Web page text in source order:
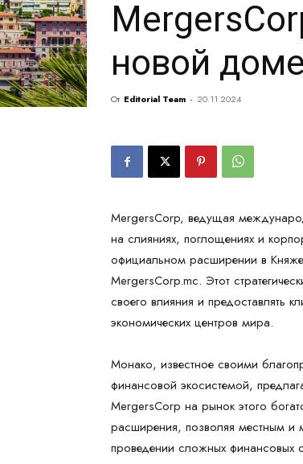
новой
От Editorial Team - 20.11.2024
MergersCorp, ведущая
на слияниях, поглощениях и
официальном расширении в
MergersCorp.mc. Этот
своего влияния и предоставлять
экономических центров мира.
Монако, известное своими
финансовой экосистемой,
MergersCorp на рынок этого
расширения, позволяя местным
проведении сложных финансовых